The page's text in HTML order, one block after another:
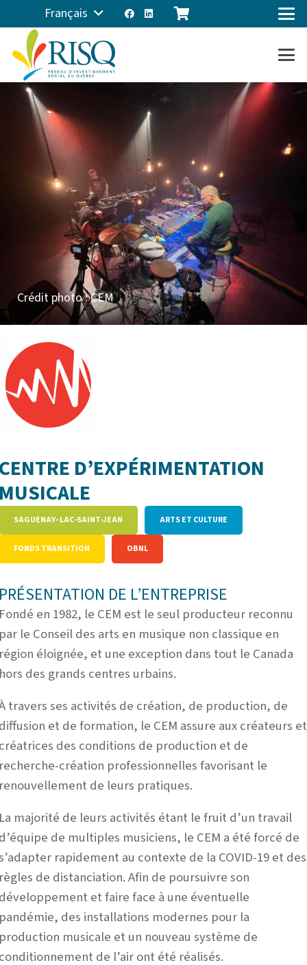
Français
Crédit photo : CEM
D’EXPÉRIMENTATION
SAGUENAY–LAC-SAINT-JEAN ARTS ET CULTURE
FONDS TRANSITION OBNL
DE L’ENTREPRISE
en 1982, le CEM est le seul producteur reconnu
le Conseil des arts en musique non classique en
éloignée, et une exception dans tout le Canada
des grands centres urbains.
travers ses activités de création, de production, de
et de formation, le CEM assure aux créateurs et
des conditions de production et de
création professionnelles favorisant le
de leurs pratiques.
majorité de leurs activités étant le fruit d’un travail
de multiples musiciens, le CEM a été forcé de
rapidement au contexte de la COVID-19 et des
de distanciation.Afin de poursuivre son
et faire face à une éventuelle
des installations modernes pour la
musicale et un nouveau système de
de l’air ont été réalisés.